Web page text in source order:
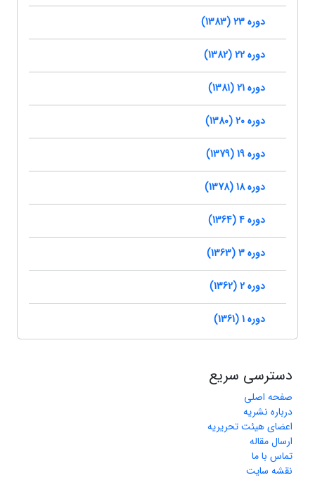
دوره 23 (1383)
دوره 22 (1382)
دوره 21 (1381)
دوره 20 (1380)
دوره 19 (1379)
دوره 18 (1378)
دوره 4 (1364)
دوره 3 (1363)
دوره 2 (1362)
دوره 1 (1361)
دسترسی سریع
صفحه اصلی
درباره نشریه
اعضای هیئت تحریریه
ارسال مقاله
تماس با ما
نقشه سایت